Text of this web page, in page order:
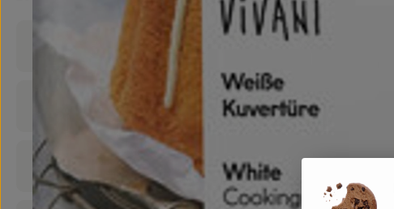
Produktinformationen
Zutaten
Nährwert-Info